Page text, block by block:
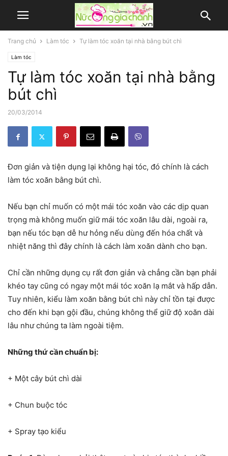
Trang chủ Làm tóc Tự làm tóc xoăn tại nhà bằng bút chì
Làm tóc
Tự làm tóc xoăn tại nhà bằng
bút chì
20/03/2014
Đơn giản và tiện dụng lại không hại tóc, đó chính là cách
làm tóc xoăn bằng bút chì.
Nếu bạn chỉ muốn có một mái tóc xoăn vào các dịp quan
trọng mà không muốn giữ mái tóc xoăn lâu dài, ngoài ra,
bạn nếu tóc bạn dễ hư hỏng nếu dùng đến hóa chất và
nhiệt năng thì đây chính là cách làm xoăn dành cho bạn.
Chỉ cần những dụng cụ rất đơn giản và chẳng cần bạn phải
khéo tay cũng có ngay một mái tóc xoăn lạ mắt và hấp dẫn.
Tuy nhiên, kiểu làm xoăn bằng bút chì này chỉ tồn tại được
cho đến khi bạn gội đầu, chúng không thể giữ độ xoăn dài
lâu như chúng ta làm ngoài tiệm.
Những thứ cần chuẩn bị:
+ Một cây bút chì dài
+ Chun buộc tóc
+ Spray tạo kiểu